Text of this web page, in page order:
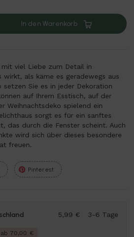
In den Warenkorb
mit viel Liebe zum Detail in
wirkt, als käme es geradewegs aus
setzen Sie es in jeder Dekoration
auf Ihrem Esstisch, auf der
Weihnachtsdeko spielend ein
sorgt es für ein sanftes
das durch die Fenster scheint. Auch
wird sich über dieses besondere
freuen.
Pinterest
3-6 Tage
5,99 €
70,00 €